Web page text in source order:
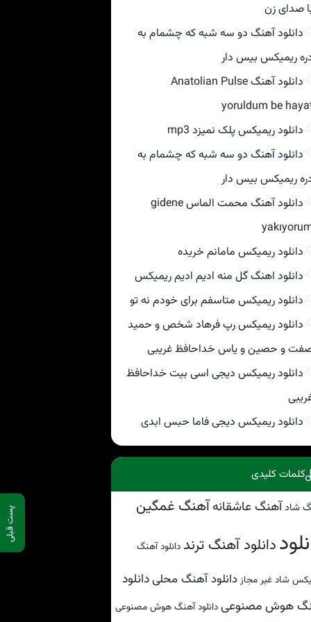
پست قبلی
صدای زن
دانلود آهنگ دو سه شبه که چشمام به
ریمیکس بیس دار
دانلود آهنگ Anatolian Pulse
yoruldum be
دانلود ریمیکس پلک نمیزد mp3
دانلود آهنگ دو سه شبه که چشمام به
ریمیکس بیس دار
دانلود آهنگ محمت الماس gidene
دانلود ریمیکس مامانم خریده
دانلود اهنگ گل منه ادیم ادیم ریمیکس
دانلود ریمیکس متاسفم برای خودم نه تو
دانلود ریمیکس رپ فرهاد شخص و حمید
و حصین و یاس خداحافظ غریبی
دانلود ریمیکس دیجی اسی بیت خداحافظ
دانلود ریمیکس دیجی فاما حبس ابدی
کلمات کلیدی
شادآهنگ عاشقانهآهنگ غمگین
دانلود آهنگ ترند دانلود آهنگ
شاد غیر مجاز دانلود آهنگ محلیدانلود
هوش مصنوعی دانلود آهنگ هوش مصنوعی